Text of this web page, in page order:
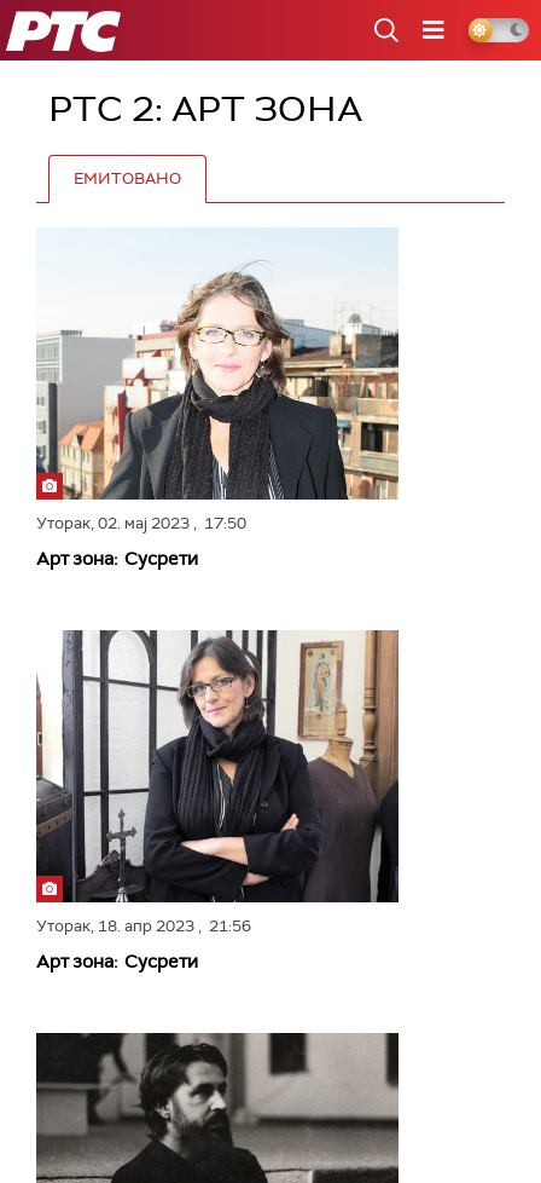
РТС
РТС 2: АРТ ЗОНА
ЕМИТОВАНО
Уторак,02. мај 2023, 17:50
Арт зона: Сусрети
Уторак, 18. апр 2023, 21:56
Арт зона: Сусрети